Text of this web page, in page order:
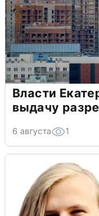
Власти
выдачу
6 августа 1